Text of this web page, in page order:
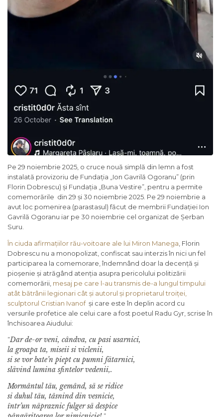
Pe 29 noiembrie 2025, o cruce nouă simplă din lemn a fost
instalată provizoriu de Fundația „Ion Gavrilă Ogoranu” (prin
Florin Dobrescu) și Fundația „Buna Vestire”, pentru a permite
comemorările din 29 și 30 noiembrie 2025. Pe 29 noiembrie a
avut loc pomenirea (parastasul) făcut de membrii Fundației Ion
Gavrilă Ogoranu iar pe 30 noiembrie cel organizat de Șerban
Suru.
În ciuda afirmațiilor rău-voitoare ale lui Miron Manega, Florin
Dobrescu nu a monopolizat, confiscat sau interzis în nici un fel
participarea la comemorare, îndemnând doar la decență și
pioșenie și atrăgând atenția asupra pericolului politizării
comemorării, mesaj pe care l-au transmis de-a lungul timpului
atât bătrânii legionari cât și autorul și proprietarul troiței,
sculptorul Cristian Ivanof și care este în deplin acord cu
versurile profetice ale celui care a fost poetul Radu Gyr, scrise în
închisoarea Aiudului:
”Dar de-or veni, cândva, cu pasi usarnici,
la groapa ta, miseii si viclenii,
si se vor bate’n piept cu pumni fãtarnici,
slãvind lumina sfintelor vedenii,.
Mormântul tãu, gemând, sã se ridice
si duhul tãu, tâsnind din vesnicie,
într’un nãpraznic fulger sã despice